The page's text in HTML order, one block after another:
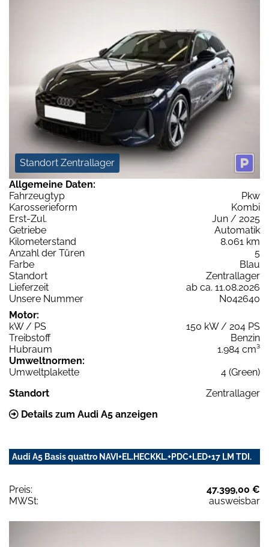
Standort Zentrallager
Allgemeine Daten:
Fahrzeugtyp
Pkw
Karosserieform
Kombi
Erst-Zul.
Jun / 2025
Getriebe
Automatik
Kilometerstand
8.061 km
Anzahl der Türen
5
Farbe
Blau
Standort
Zentrallager
Lieferzeit
ab ca. 11.08.2026
Unsere Nummer
N042640
Motor:
kW / PS
150 kW / 204 PS
Treibstoff
Benzin
Hubraum
1.984 cm³
Umweltnormen:
Umweltplakette
4 (Green)
Standort
Zentrallager
Details zum Audi A5 anzeigen
Audi A5 Basis quattro NAVI+EL.HECKKL.+PDC+LED+17 LM TDI.
Preis:
47.399,00 €
MWSt:
ausweisbar